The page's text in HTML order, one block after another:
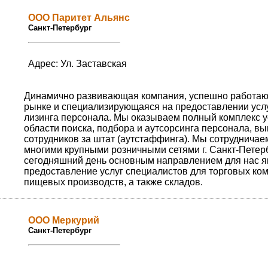
ООО Паритет Альянс
Санкт-Петербург
Адрес: Ул. Заставская
Динамично развивающая компания, успешно
рынке и специализирующаяся на предоставлении
лизинга персонала. Мы оказываем полный комплекс
области поиска, подбора и аутсорсинга персонала,
сотрудников за штат (аутстаффинга). Мы
многими крупными розничными сетями г. Санкт-
сегодняшний день основным направлением для нас
предоставление услуг специалистов для торговых
пищевых производств, а также складов.
ООО Меркурий
Санкт-Петербург